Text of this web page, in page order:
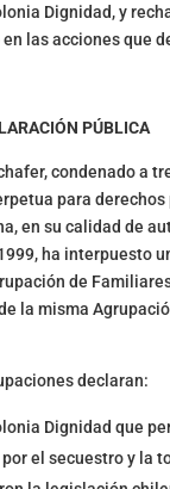
Dignidad, y
las acciones que
PÚBLICA
condenado a
para
en su calidad de
ha interpuesto
de
la misma
declaran:
Dignidad que
el secuestro y la